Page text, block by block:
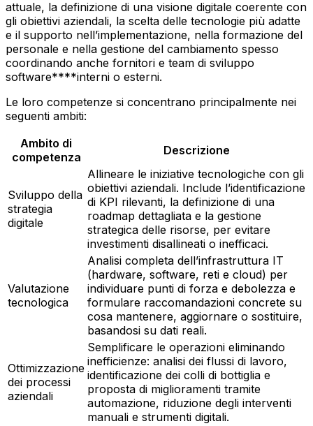
attuale, la definizione di una visione digitale coerente con
gli obiettivi aziendali, la scelta delle tecnologie più adatte
e il supporto nell’implementazione, nella formazione del
personale e nella gestione del cambiamento spesso
coordinando anche fornitori e team di sviluppo
software****interni o esterni.
Le loro competenze si concentrano principalmente nei
seguenti ambiti:
Ambito di
competenza
Descrizione
Sviluppo della
strategia
digitale
Allineare le iniziative tecnologiche con gli
obiettivi aziendali. Include l’identificazione
di KPI rilevanti, la definizione di una
roadmap dettagliata e la gestione
strategica delle risorse, per evitare
investimenti disallineati o inefficaci.
Valutazione
tecnologica
Analisi completa dell’infrastruttura IT
(hardware, software, reti e cloud) per
individuare punti di forza e debolezza e
formulare raccomandazioni concrete su
cosa mantenere, aggiornare o sostituire,
basandosi su dati reali.
Ottimizzazione
dei processi
aziendali
Semplificare le operazioni eliminando
inefficienze: analisi dei flussi di lavoro,
identificazione dei colli di bottiglia e
proposta di miglioramenti tramite
automazione, riduzione degli interventi
manuali e strumenti digitali.